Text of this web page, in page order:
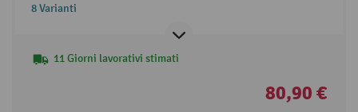
8 Varianti
11 Giorni lavorativi stimati
80,90 €